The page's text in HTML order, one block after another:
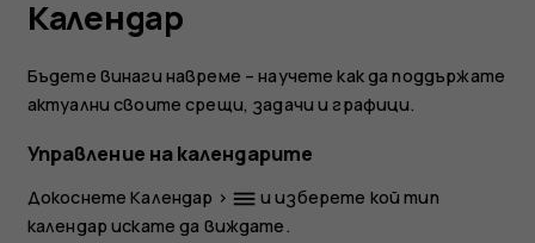
за
Nokia
1.4
Календар
Бъдете винаги навреме – научете как да поддържате
актуални своите срещи, задачи и графици.
Управление на календарите
ДокоснетеКалендар > dehaze и изберете кой тип
календар искате да виждате.